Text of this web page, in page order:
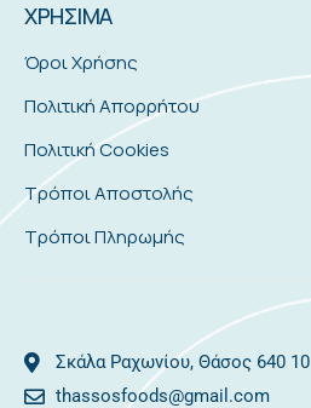
ΧΡΗΣΙΜΑ
Όροι Χρήσης
Πολιτική Απορρήτου
Πολιτική Cookies
Τρόποι Αποστολής
Τρόποι Πληρωμής
Σκάλα Ραχωνίου, Θάσος 640 10
thassosfoods@gmail.com